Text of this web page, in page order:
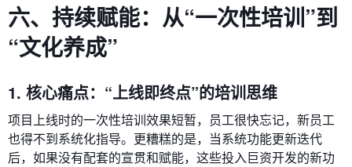
六、持续赋能：从“一次性培训”到
“文化养成”
1. 核心痛点：“上线即终点”的培训思维
项目上线时的一次性培训效果短暂，员工很快忘记，新员工
也得不到系统化指导。更糟糕的是，当系统功能更新迭代
后，如果没有配套的宣贯和赋能，这些投入巨资开发的新功